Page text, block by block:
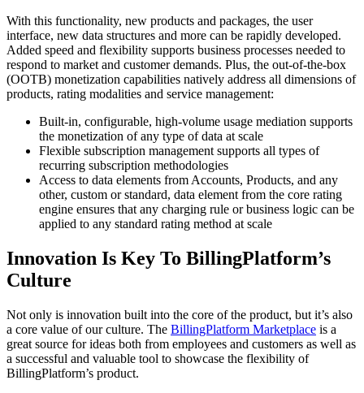
With this functionality, new products and packages, the user
interface, new data structures and more can be rapidly developed.
Added speed and flexibility supports business processes needed to
respond to market and customer demands. Plus, the out-of-the-box
(OOTB) monetization capabilities natively address all dimensions of
products, rating modalities and service management:
Built-in, configurable, high-volume usage mediation supports
the monetization of any type of data at scale
Flexible subscription management supports all types of
recurring subscription methodologies
Access to data elements from Accounts, Products, and any
other, custom or standard, data element from the core rating
engine ensures that any charging rule or business logic can be
applied to any standard rating method at scale
Innovation Is Key To BillingPlatform’s
Culture
Not only is innovation built into the core of the product, but it’s also
a core value of our culture. The BillingPlatform Marketplace is a
great source for ideas both from employees and customers as well as
a successful and valuable tool to showcase the flexibility of
BillingPlatform’s product.